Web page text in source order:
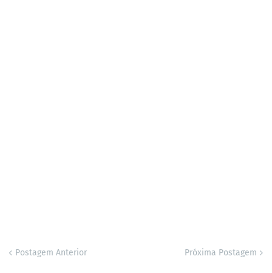
Postagem Anterior Próxima Postagem